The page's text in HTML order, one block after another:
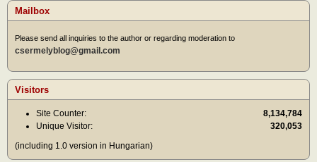
Mailbox
Please send all inquiries to the author or regarding moderation to
csermelyblog@gmail.com
Visitors
Site Counter:
8,134,784
Unique Visitor:
320,053
(including 1.0 version in Hungarian)